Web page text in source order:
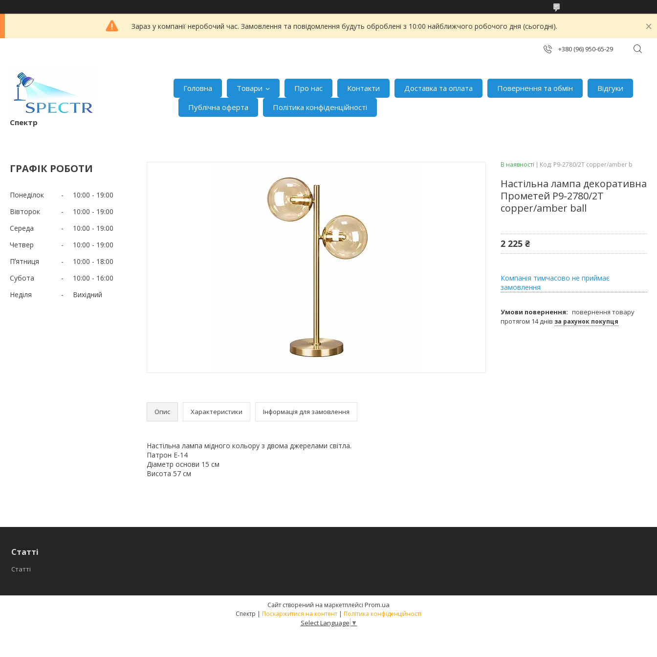
Зараз у компанії неробочий час. Замовлення та повідомлення будуть оброблені з 10:00 найближчого робочого дня (сьогодні).
+380 (96) 950-65-29
Спектр
Головна Товари Про нас Контакти Доставка та оплата Повернення та обмін
Відгуки
Публічна оферта
Політика конфіденційності
ГРАФІК РОБОТИ
Понеділок 10:00
19:00
Вівторок
10:00
19:00
Середа
10:00
19:00
Четвер
10:00
19:00
Пʼятниця
10:00
18:00
Субота
10:00
16:00
Неділя
Вихідний
Опис Характеристики Інформація для замовлення
Настільна лампа мідного кольору з двома джерелами світла.
Патрон Е-14
Діаметр основи 15 см
Висота 57 см
В наявності Код: P9-2780/2T copper/amber b
Настільна лампа декоративна
Прометей P9-2780/2T
copper/amber ball
2 225 ₴
Компанія тимчасово не приймає
замовлення
повернення товару
протягом 14 днів за рахунок покупця
Статті
Статті
Сайт створений на маркетплейсі Prom.ua
Спектр | Поскаржитися на контент | Політика конфіденційності
Select Language ▼